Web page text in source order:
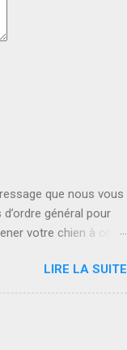
que nous vous
général pour
votre chien à obéir
Creuser,
mémoire Au
vous aider à
LIRE LA SUITE